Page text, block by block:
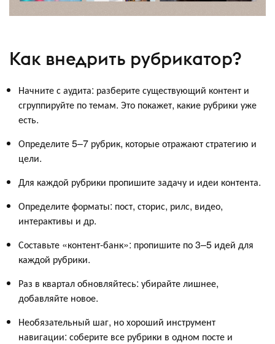
Как внедрить рубрикатор?
Начните с аудита: разберите существующий контент и
сгруппируйте по темам. Это покажет, какие рубрики уже
есть.
Определите 5–7 рубрик, которые отражают стратегию и
цели.
Для каждой рубрики пропишите задачу и идеи контента.
Определите форматы: пост, сторис, рилс, видео,
интерактивы и др.
Составьте «контент-банк»: пропишите по 3–5 идей для
каждой рубрики.
Раз в квартал обновляйтесь: убирайте лишнее,
добавляйте новое.
Необязательный шаг, но хороший инструмент
навигации: соберите все рубрики в одном посте и